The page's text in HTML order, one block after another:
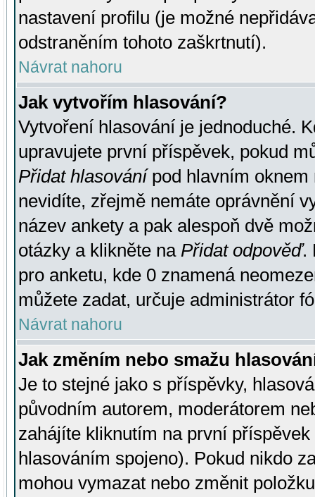
nastavení profilu (je možné
odstraněním tohoto zaškrtnutí).
Návrat nahoru
Jak vytvořím hlasování?
Vytvoření hlasování je jednoduché.
upravujete první příspěvek, pokud
Přidat hlasovánípod hlavním oknem
nevidíte, zřejmě nemáte oprávnění
název ankety a pak alespoň dvě
otázky a klikněte na Přidat odpověď.
pro anketu, kde 0 znamená
můžete zadat, určuje administrátor
Návrat nahoru
Jak změním nebo smažu
Je to stejné jako s příspěvky,
původním autorem, moderátorem
zahájíte kliknutím na první
hlasováním spojeno). Pokud nikdo
mohou vymazat nebo změnit